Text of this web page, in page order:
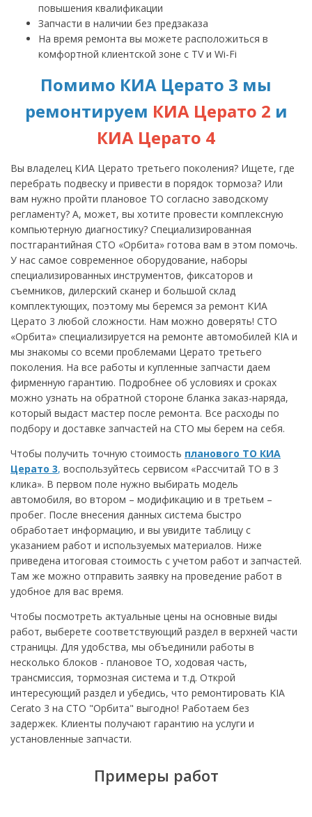
повышения квалификации
Запчасти в наличии без предзаказа
На время ремонта вы можете расположиться в
комфортной клиентской зоне с TV и Wi-Fi
Помимо КИА Церато 3 мы
ремонтируем КИА Церато 2 и
КИА Церато 4
Вы владелец КИА Церато третьего поколения? Ищете, где
перебрать подвеску и привести в порядок тормоза? Или
вам нужно пройти плановое ТО согласно заводскому
регламенту? А, может, вы хотите провести комплексную
компьютерную диагностику? Специализированная
постгарантийная СТО «Орбита» готова вам в этом помочь.
У нас самое современное оборудование, наборы
специализированных инструментов, фиксаторов и
съемников, дилерский сканер и большой склад
комплектующих, поэтому мы беремся за ремонт КИА
Церато 3 любой сложности. Нам можно доверять! СТО
«Орбита» специализируется на ремонте автомобилей KIA и
мы знакомы со всеми проблемами Церато третьего
поколения. На все работы и купленные запчасти даем
фирменную гарантию. Подробнее об условиях и сроках
можно узнать на обратной стороне бланка заказ-наряда,
который выдаст мастер после ремонта. Все расходы по
подбору и доставке запчастей на СТО мы берем на себя.
Чтобы получить точную стоимость планового ТО КИА
Церато 3, воспользуйтесь сервисом «Рассчитай ТО в 3
клика». В первом поле нужно выбирать модель
автомобиля, во втором – модификацию и в третьем –
пробег. После внесения данных система быстро
обработает информацию, и вы увидите таблицу с
указанием работ и используемых материалов. Ниже
приведена итоговая стоимость с учетом работ и запчастей.
Там же можно отправить заявку на проведение работ в
удобное для вас время.
Чтобы посмотреть актуальные цены на основные виды
работ, выберете соответствующий раздел в верхней части
страницы. Для удобства, мы объединили работы в
несколько блоков - плановое ТО, ходовая часть,
трансмиссия, тормозная система и т.д. Открой
интересующий раздел и убедись, что ремонтировать KIA
Cerato 3 на СТО "Орбита" выгодно! Работаем без
задержек. Клиенты получают гарантию на услуги и
установленные запчасти.
Примеры работ